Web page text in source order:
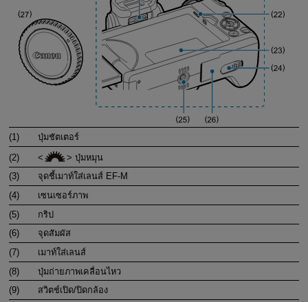
(1)
ปุ่มชัตเตอร์
(2)
ปุ่มหมุน
(3)
จุดชี้เมาท์ใส่เลนส์ EF-M
(4)
เซนเซอร์ภาพ
(5)
กริป
(6)
จุดสัมผัส
(7)
เมาท์ใส่เลนส์
(8)
ปุ่มถ่ายภาพเคลื่อนไหว
(9)
สวิตช์เปิด/ปิดกล้อง